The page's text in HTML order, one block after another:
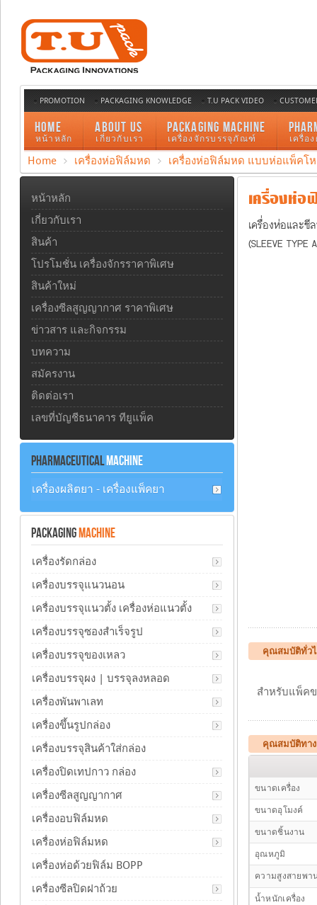
PROMOTION PACKAGING KNOWLEDGE T.U PACK VIDEO
HOME
หน้าหลัก
ABOUT US
เกี่ยวกับเรา
PACKAGING MACHINE
เครื่องจักรบรรจุภัณฑ์ เครื่อ
Home เครื่องห่อฟิล์มหด เครื่องห่อฟิล์มหด แบบห่อแพ็คโ
เครื่องห่อฟิ
เครื่องห่อและ
(SLEEVE TYPE
คุณสมบัติทั่วไ
สำหรับแพ็คข
คุณสมบัติทาง
ขนาดเครื่อง
ขนาดอุโมงค์
ขนาดชิ้นงาน
อุณหภูมิ
ความสูงสายพา
น้ำหนักเครื่อง
หน้าหลัก
เกี่ยวกับเรา
สินค้า
โปรโมชั่น เครื่องจักรราคาพิเศษ
สินค้าใหม่
เครื่องซีลสูญญากาศ ราคาพิเศษ
ข่าวสาร และกิจกรรม
บทความ
สมัครงาน
ติดต่อเรา
เลขที่บัญชีธนาคาร ทียูแพ็ค
PHARMACEUTICALMACHINE
เครื่องผลิตยา - เครื่องแพ็คยา
PACKAGING MACHINE
เครื่องรัดกล่อง
เครื่องบรรจุแนวนอน
เครื่องบรรจุแนวตั้ง เครื่องห่อแนวตั้ง
เครื่องบรรจุซองสำเร็จรูป
เครื่องบรรจุของเหลว
เครื่องบรรจุผง | บรรจุลงหลอด
เครื่องพันพาเลท
เครื่องขึ้นรูปกล่อง
เครื่องบรรจุสินค้าใส่กล่อง
เครื่องปิดเทปกาว กล่อง
เครื่องซีลสูญญากาศ
เครื่องอบฟิล์มหด
เครื่องห่อฟิล์มหด
เครื่องห่อด้วยฟิล์ม BOPP
เครื่องซีลปิดฝาถ้วย